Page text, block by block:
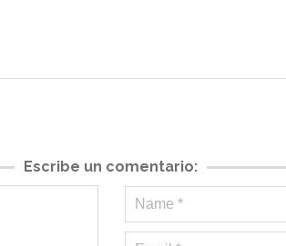
Escribe un comentario: